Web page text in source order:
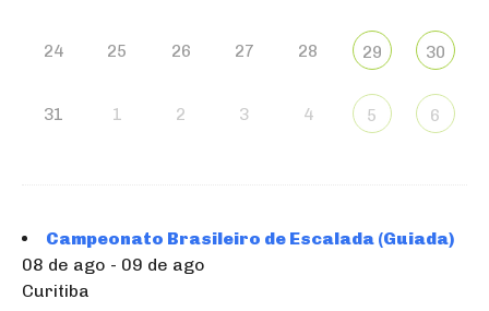
24 25 26 27 28 29 30
31 1 2 3 4 5 6
Campeonato Brasileiro de Escalada (Guiada)
08 de ago - 09 de ago
Curitiba